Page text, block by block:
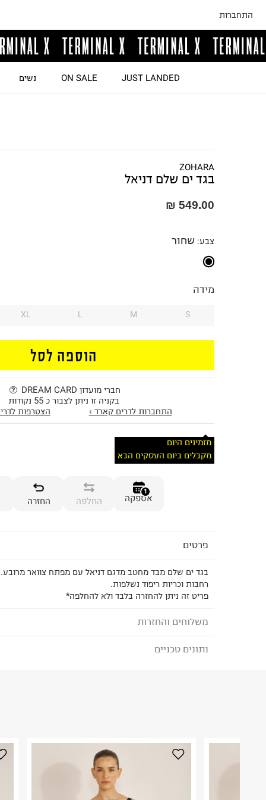
התחברות
JUST LANDED
ON SALE נשים
ZOHARA
בגד ים שלם דניאל
549.00 ₪
צבע: שחור
מידה
S
M
L
XL
הוספה לסל
חברי מועדון DREAM CARD
בקניה זו ניתן לצבור כ 55 נקודות
התחברות לדרים קארד ›
הצטרפות
מזמינים היום
מקבלים ביום העסקים הבא
1
אספקה החלפה החזרה
פרטים
בגד ים שלם מבד מחטב מדגם דניאל עם מפתח צוואר מרובע.
רחבות וכריות ריפוד נשלפות.
פריט זה ניתן להחזרה בלבד ולא להחלפה*
משלוחים והחזרות
לבחירת בשיטת המשלוח המתאימה לכם,
לפני החזרת החבילה, חשוב להדביק את מדבקת
במקום בו הודבקה הכתובת שלכם.
פריטים שבירים יש להחזיר עם שליח דרך ממשק
נתונים טכניים